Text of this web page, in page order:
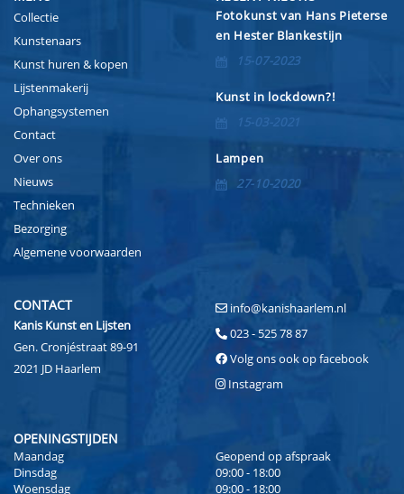
Collectie
Kunstenaars
Kunst huren & kopen
Lijstenmakerij
Ophangsystemen
Contact
Over ons
Nieuws
Technieken
Bezorging
Algemene voorwaarden
Fotokunst van Hans Pieterse
en Hester Blankestijn
15-07-2023
Kunst in lockdown?!
15-03-2021
Lampen
27-10-2020
CONTACT
Kanis Kunst en Lijsten
Gen. Cronjéstraat 89-91
2021 JD Haarlem
info@kanishaarlem.nl
023 - 525 78 87
Volg ons ook op facebook
Instagram
OPENINGSTIJDEN
Maandag
Geopend op afspraak
Dinsdag
09:00 - 18:00
Woensdag
09:00 - 18:00